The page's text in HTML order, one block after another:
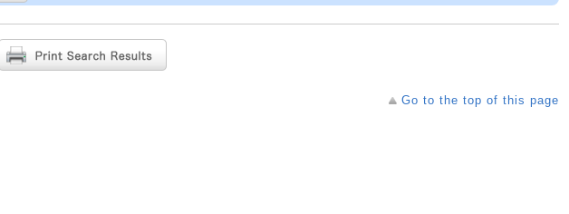
Go to the top of this page